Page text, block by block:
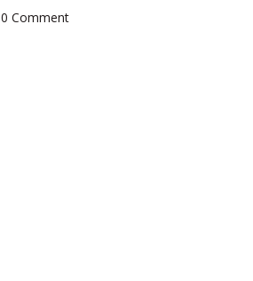
0 Comment